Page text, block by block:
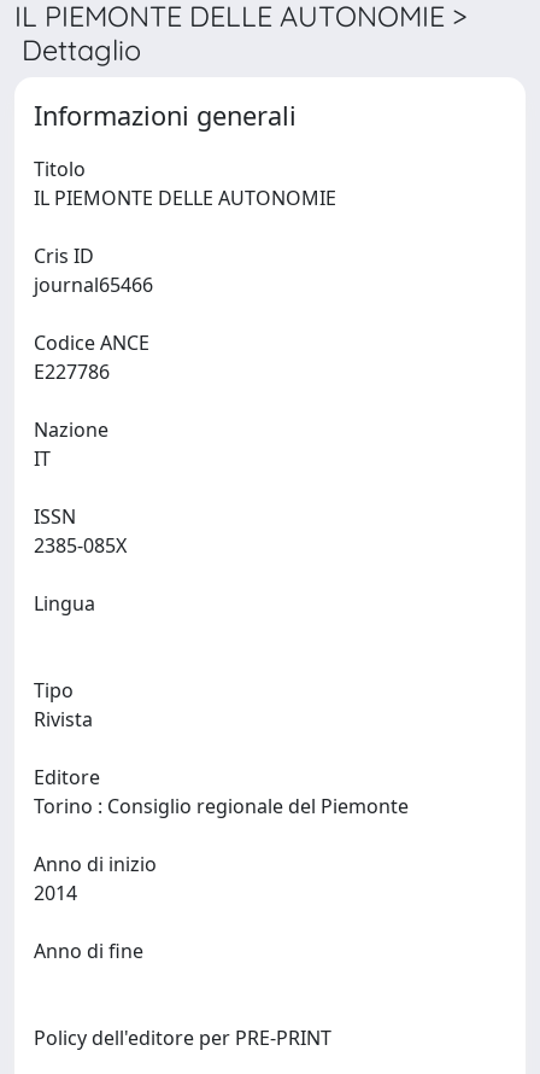
IL PIEMONTE DELLE AUTONOMIE >
Dettaglio
Informazioni generali
Titolo
Cris ID
Codice ANCE
Nazione
ISSN
Lingua
Tipo
Rivista
Editore
Anno di inizio
Anno di fine
Policy dell'editore per PRE-PRINT